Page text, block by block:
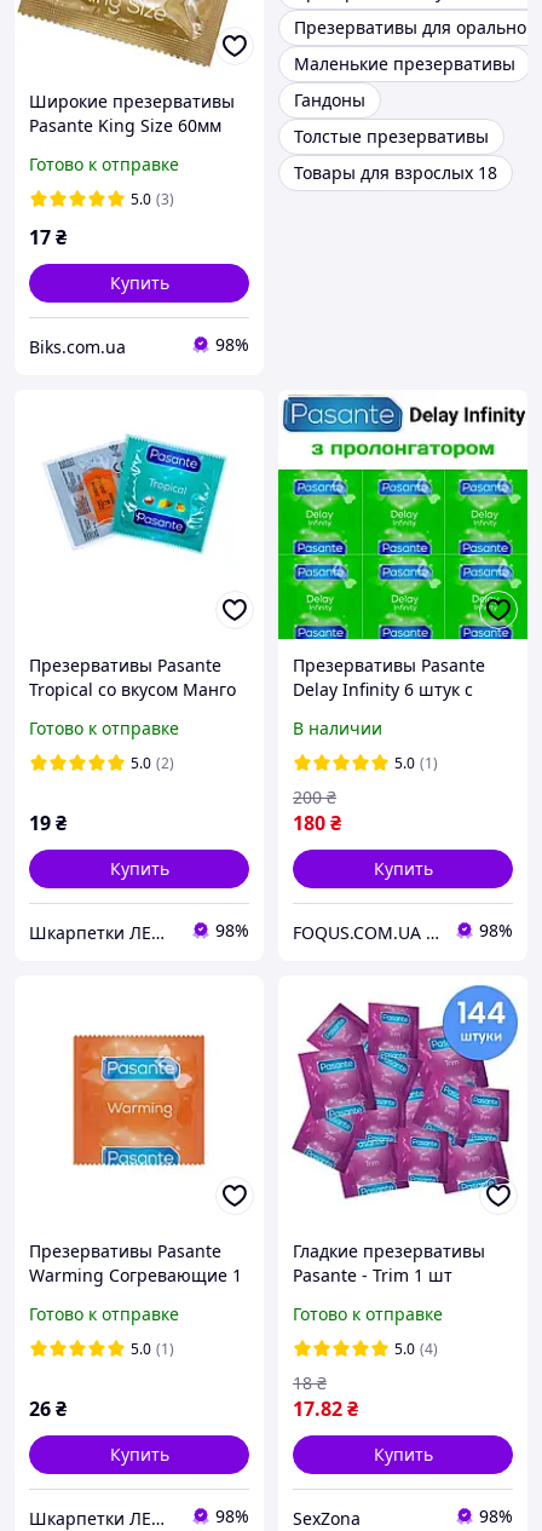
Широкие презервативы
Pasante King Size 60мм
Готово к отправке
5.0 (3)
17₴
Купить
Biks.com.ua 98%
Презервативы для
Маленькие презервативы
Гандоны
Толстые презервативы
Товары для взрослых 18
Презервативы Pasante
Tropical cо вкусом Манго
Готово к отправке
5.0 (2)
19₴
Купить
Шкарпетки ЛЕО- якісні шкарпетки від Українського виробника 98%
Презервативы Pasante
Delay Infinity 6 штук с
продлевающие половой
акт
В наличии
5.0 (1)
180₴
200 ₴
Купить
FOQUS.COM.UA ● Интернет магазин Фокус 98%
Презервативы Pasante
Warming Согревающие 1
Готово к отправке
5.0 (1)
26₴
Купить
Шкарпетки ЛЕО- якісні шкарпетки від Українського виробника 98%
Гладкие презервативы
Pasante - Trim 1 шт
Готово к отправке
5.0 (4)
17.82₴
18 ₴
Купить
SexZona 98%